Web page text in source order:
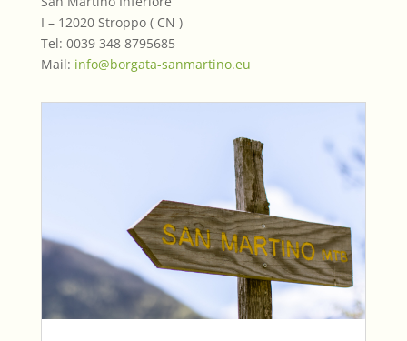
I – 12020 Stroppo ( CN )
Tel: 0039 348 8795685
Mail: info@borgata-sanmartino.eu